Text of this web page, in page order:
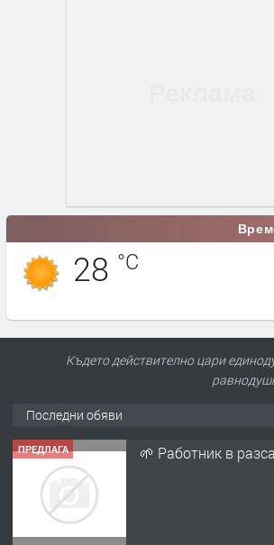
28 °C
Където действително цари
Последни обяви
ПРЕДЛАГА 🌱 Работник в